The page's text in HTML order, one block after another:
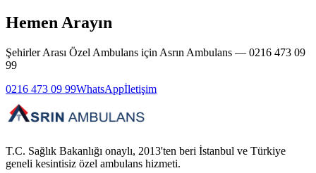
Hemen Arayın
Şehirler Arası Özel Ambulans için Asrın Ambulans — 0216 473 09
99
0216 473 09 99WhatsAppİletişim
T.C. Sağlık Bakanlığı onaylı, 2013'ten beri İstanbul ve Türkiye
geneli kesintisiz özel ambulans hizmeti.